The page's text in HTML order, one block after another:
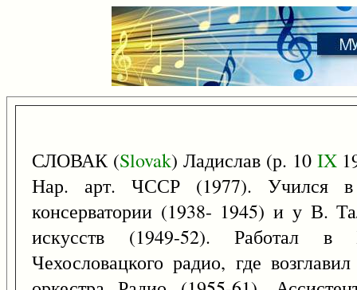
СЛОВАК (Slovak) Ладислав (р. 10 IX
Нар. арт. ЧССР (1977). Учился
консерватории (1938- 1945) и у В.
искусств (1949-52). Работал в
Чехословацкого радио, где